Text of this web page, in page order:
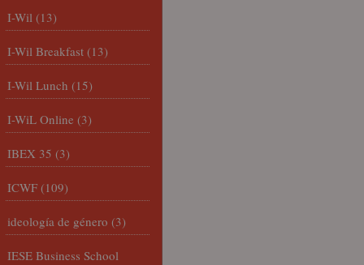
I-Wil (13)
I-Wil Breakfast (13)
I-Wil Lunch (15)
I-WiL Online (3)
IBEX 35 (3)
ICWF (109)
ideología de género (3)
IESE Business School